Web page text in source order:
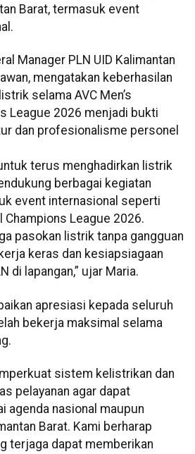
Barat, termasuk event
Manager PLN UID Kalimantan
mengatakan keberhasilan
selama AVC Men’s
League 2026 menjadi bukti
dan profesionalisme personel
terus menghadirkan listrik
berbagai kegiatan
event internasional seperti
Champions League 2026.
pasokan listrik tanpa gangguan
keras dan kesiapsiagaan
di lapangan,” ujar Maria.
apresiasi kepada seluruh
bekerja maksimal selama
sistem kelistrikan dan
pelayanan agar dapat
agenda nasional maupun
Barat. Kami berharap
terjaga dapat memberikan